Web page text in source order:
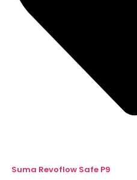
Suma Revoflow Safe P9